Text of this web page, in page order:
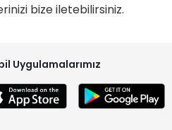
bize iletebilirsiniz.
Uygulamalarımız